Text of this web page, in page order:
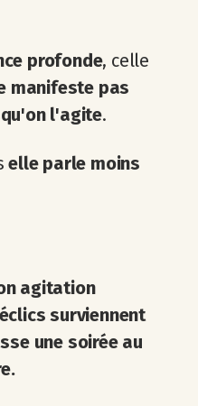
profonde, celle
manifeste pas
l'agite.
elle parle moins
agitation
surviennent
une soirée au